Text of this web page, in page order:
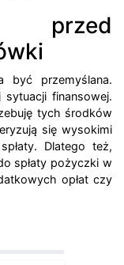
przed
być przemyślana.
sytuacji finansowej.
tych środków
się wysokimi
Dlatego też,
spłaty pożyczki w
opłat czy